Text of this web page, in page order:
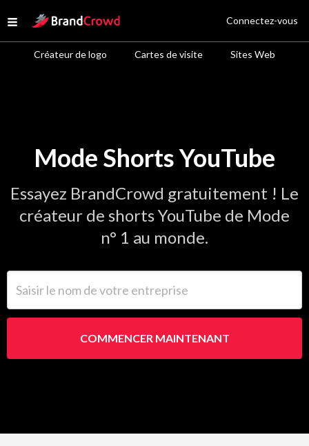
Open menu
Site Logo
Créateur de logo Cartes de visite Sites Web
Connectez-vous
Mode Shorts YouTube
Essayez BrandCrowd gratuitement ! Le
créateur de shorts YouTube de Mode
n° 1 au monde.
COMMENCER MAINTENANT